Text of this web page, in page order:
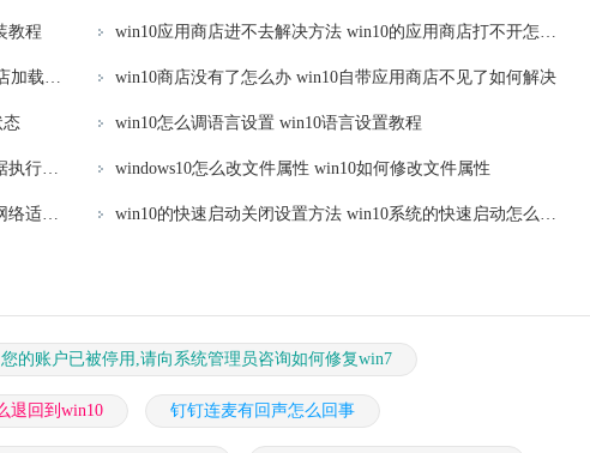
教程 win10应用商店进不去解决方法 win10的应用商店打不开怎么办
windows10应用商店启动慢怎么办 windows10应用商店加载慢处理方法 win10商店没有了怎么办 win10自带应用商店不见了如何解决
态 win10怎么调语言设置 win10语言设置教程
win10如何开启数据执行保护模式 win10怎么打开数据执行保护功能 windows10怎么改文件属性 win10如何修改文件属性
win10网络适配器驱动未检测到怎么办 win10未检测网络适配器的驱动程序处理方法 win10的快速启动关闭设置方法 win10系统的快速启动怎么关闭
您的账户已被停用,请向系统管理员咨询如何修复win7
退回到win10 钉钉连麦有回声怎么回事